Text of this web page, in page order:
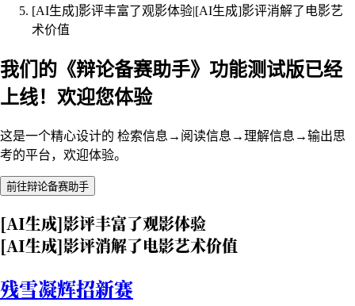
[AI生成]影评丰富了观影体验|[AI生成]影评消解了电影艺
术价值
我们的《辩论备赛助手》功能测试版已经
上线！欢迎您体验
这是一个精心设计的 检索信息→阅读信息→理解信息→输出思
考的平台，欢迎体验。
前往辩论备赛助手
[AI生成]影评丰富了观影体验
[AI生成]影评消解了电影艺术价值
残雪凝辉招新赛